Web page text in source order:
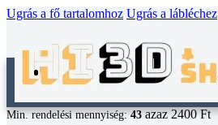
Ugrás a fő tartalomhoz Ugrás a lábléchez
Min. rendelési mennyiség:43azaz 2400 Ft